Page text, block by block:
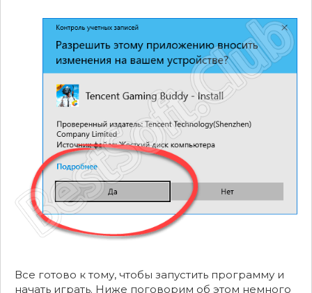
Все готово к тому, чтобы запустить программу и
начать играть. Ниже поговорим об этом немного